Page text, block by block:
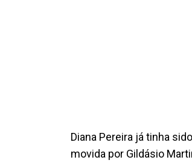
Diana Pereira já tinha
movida por Gildásio